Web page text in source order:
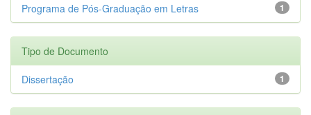
1
Programa de Pós-Graduação em Letras
Tipo de Documento
1
Dissertação